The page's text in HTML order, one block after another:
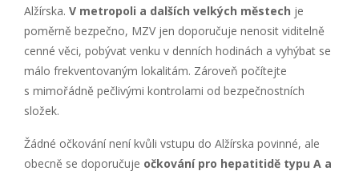
Alžírska. V metropoli a dalších velkých městech je
poměrně bezpečno, MZV jen doporučuje nenosit viditelně
cenné věci, pobývat venku v denních hodinách a vyhýbat se
málo frekventovaným lokalitám. Zároveň počítejte
s mimořádně pečlivými kontrolami od bezpečnostních
složek.
Žádné očkování není kvůli vstupu do Alžírska povinné, ale
obecně se doporučuje očkování pro hepatitidě typu A a